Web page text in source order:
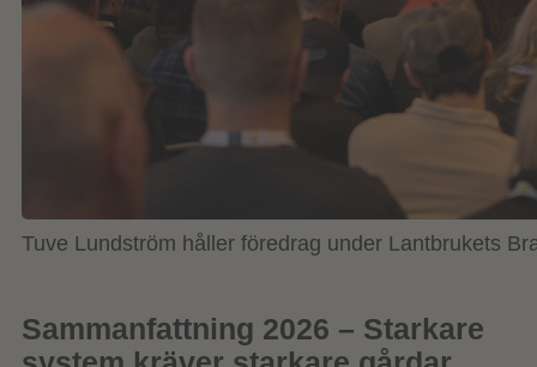
Tuve Lundström håller föredrag under Lantbrukets
Sammanfattning 2026 – Starkare